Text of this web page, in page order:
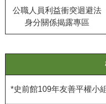
措
施
務
信
公職人員利益衝突迴避法
身分關係揭露專區
*史前館109年友善平權小